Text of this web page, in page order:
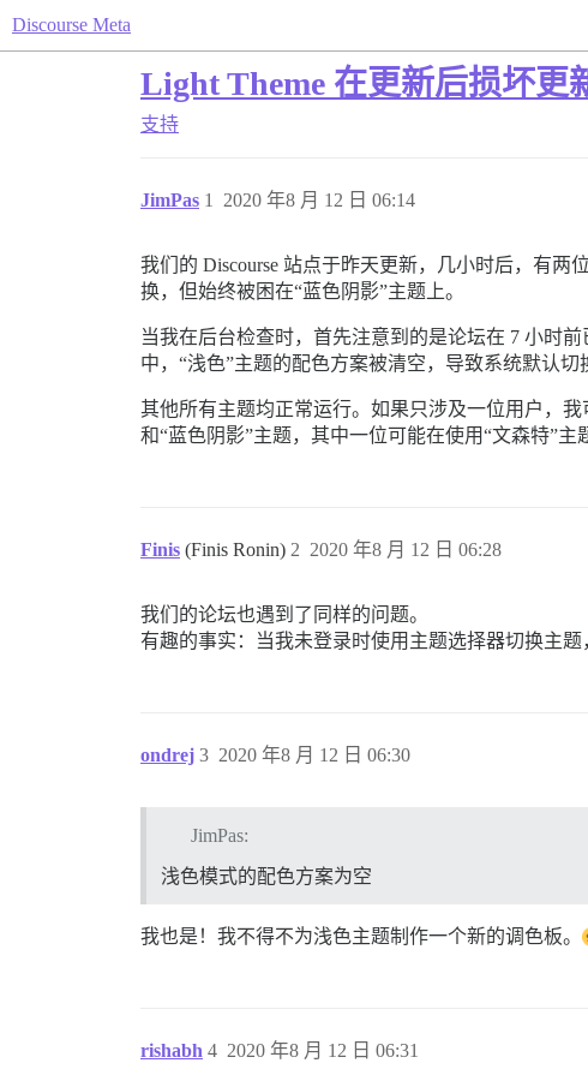
Discourse Meta
Light Theme 在更新后损坏更
支持
JimPas 2020 年8 月 12 日 06:14
1
我们的 Discourse 站点于昨天更新，几小时后，有
换，但始终被困在“蓝色阴影”主题上。
当我在后台检查时，首先注意到的是论坛在 7 小时
中，“浅色”主题的配色方案被清空，导致系统默认
其他所有主题均正常运行。如果只涉及一位用户，
和“蓝色阴影”主题，其中一位可能在使用“文森特”主
Finis (Finis Ronin) 2020 年8 月 12 日 06:28
2
我们的论坛也遇到了同样的问题。
有趣的事实：当我未登录时使用主题选择器切换主题
ondrej 2020 年8 月 12 日 06:30
3
JimPas:
浅色模式的配色方案为空
我也是！我不得不为浅色主题制作一个新的调色板。
rishabh 2020 年8 月 12 日 06:31
4